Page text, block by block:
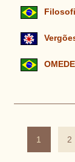
1 2